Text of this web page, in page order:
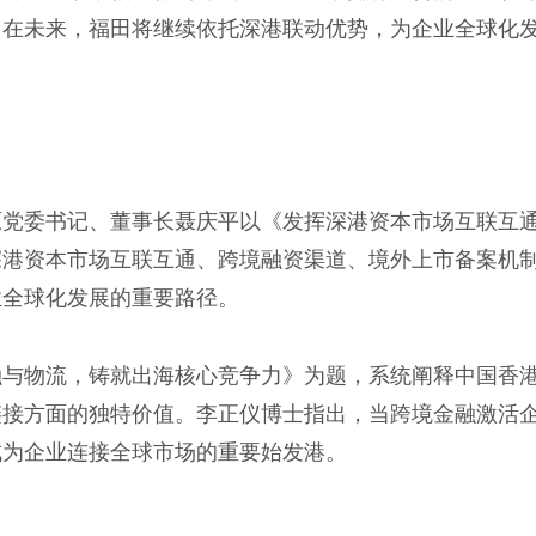
未来，福田将继续依托深港联动优势，为企业全球化
委书记、董事长聂庆平以《发挥深港资本市场互联互
资本市场互联互通、跨境融资渠道、境外上市备案机
球化发展的重要路径。
物流，铸就出海核心竞争力》为题，系统阐释中国香
方面的独特价值。李正仪博士指出，当跨境金融激活
企业连接全球市场的重要始发港。